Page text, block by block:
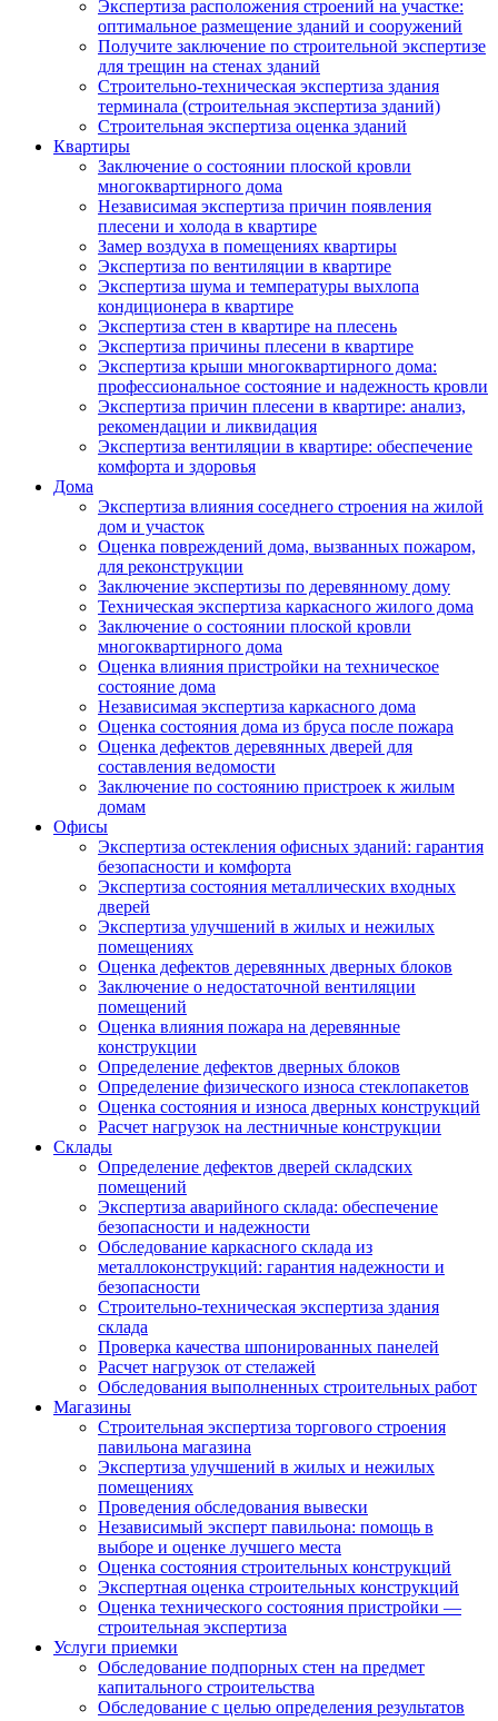
Экспертиза расположения строений на участке:
оптимальное размещение зданий и сооружений
Получите заключение по строительной экспертизе
для трещин на стенах зданий
Строительно-техническая экспертиза здания
терминала (строительная экспертиза зданий)
Строительная экспертиза оценка зданий
Квартиры
Заключение о состоянии плоской кровли
многоквартирного дома
Независимая экспертиза причин появления
плесени и холода в квартире
Замер воздуха в помещениях квартиры
Экспертиза по вентиляции в квартире
Экспертиза шума и температуры выхлопа
кондиционера в квартире
Экспертиза стен в квартире на плесень
Экспертиза причины плесени в квартире
Экспертиза крыши многоквартирного дома:
профессиональное состояние и надежность кровли
Экспертиза причин плесени в квартире: анализ,
рекомендации и ликвидация
Экспертиза вентиляции в квартире: обеспечение
комфорта и здоровья
Дома
Экспертиза влияния соседнего строения на жилой
дом и участок
Оценка повреждений дома, вызванных пожаром,
для реконструкции
Заключение экспертизы по деревянному дому
Техническая экспертиза каркасного жилого дома
Заключение о состоянии плоской кровли
многоквартирного дома
Оценка влияния пристройки на техническое
состояние дома
Независимая экспертиза каркасного дома
Оценка состояния дома из бруса после пожара
Оценка дефектов деревянных дверей для
составления ведомости
Заключение по состоянию пристроек к жилым
домам
Офисы
Экспертиза остекления офисных зданий: гарантия
безопасности и комфорта
Экспертиза состояния металлических входных
дверей
Экспертиза улучшений в жилых и нежилых
помещениях
Оценка дефектов деревянных дверных блоков
Заключение о недостаточной вентиляции
помещений
Оценка влияния пожара на деревянные
конструкции
Определение дефектов дверных блоков
Определение физического износа стеклопакетов
Оценка состояния и износа дверных конструкций
Расчет нагрузок на лестничные конструкции
Склады
Определение дефектов дверей складских
помещений
Экспертиза аварийного склада: обеспечение
безопасности и надежности
Обследование каркасного склада из
металлоконструкций: гарантия надежности и
безопасности
Строительно-техническая экспертиза здания
склада
Проверка качества шпонированных панелей
Расчет нагрузок от стелажей
Обследования выполненных строительных работ
Магазины
Строительная экспертиза торгового строения
павильона магазина
Экспертиза улучшений в жилых и нежилых
помещениях
Проведения обследования вывески
Независимый эксперт павильона: помощь в
выборе и оценке лучшего места
Оценка состояния строительных конструкций
Экспертная оценка строительных конструкций
Оценка технического состояния пристройки —
строительная экспертиза
Услуги приемки
Обследование подпорных стен на предмет
капитального строительства
Обследование с целью определения результатов